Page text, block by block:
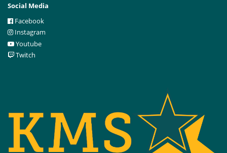
Social Media
Facebook
Instagram
Youtube
Twitch